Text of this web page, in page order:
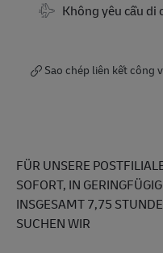
Travel Required
Không yêu cầu di
Sao chép liên kết công
FÜR UNSERE
SOFORT, IN
INSGESAMT 7,75
SUCHEN WIR